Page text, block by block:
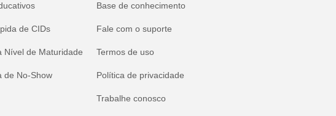
de CIDs
Nível de Maturidade
de No-Show
Base de conhecimento
Fale com o suporte
Termos de uso
Política de privacidade
Trabalhe conosco